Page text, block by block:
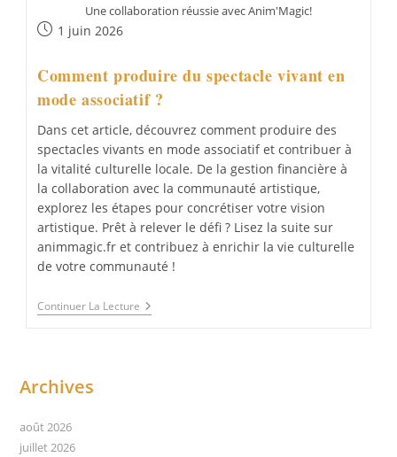
Une collaboration réussie avec Anim'Magic!
Publication
1 juin 2026
Comment produire du spectacle vivant en
mode associatif ?
Dans cet article, découvrez comment produire des
spectacles vivants en mode associatif et contribuer à
la vitalité culturelle locale. De la gestion financière à
la collaboration avec la communauté artistique,
explorez les étapes pour concrétiser votre vision
artistique. Prêt à relever le défi ? Lisez la suite sur
animmagic.fr et contribuez à enrichir la vie culturelle
de votre communauté !
Continuer La Lecture Comment
Produire
Archives
août 2026
juillet 2026